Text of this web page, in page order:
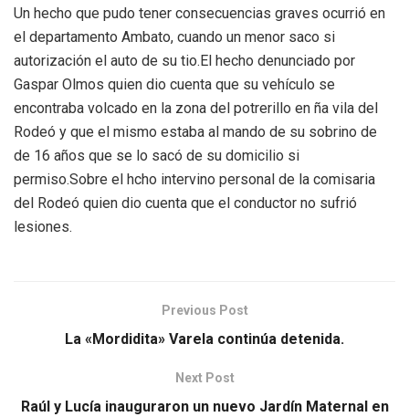
Un hecho que pudo tener consecuencias graves ocurrió en
el departamento Ambato, cuando un menor saco si
autorización el auto de su tio.El hecho denunciado por
Gaspar Olmos quien dio cuenta que su vehículo se
encontraba volcado en la zona del potrerillo en ña vila del
Rodeó y que el mismo estaba al mando de su sobrino de
de 16 años que se lo sacó de su domicilio si
permiso.Sobre el hcho intervino personal de la comisaria
del Rodeó quien dio cuenta que el conductor no sufrió
lesiones.
Previous Post
La «Mordidita» Varela continúa detenida.
Next Post
Raúl y Lucía inauguraron un nuevo Jardín Maternal en